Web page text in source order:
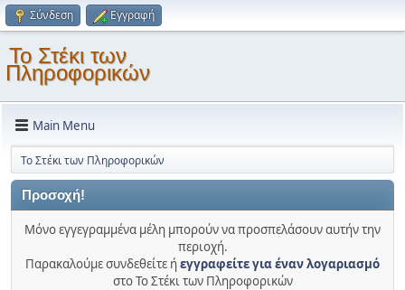
Σύνδεση Εγγραφή
Το Στέκι των
Πληροφορικών
Main Menu
Το Στέκι των Πληροφορικών
Προσοχή!
Μόνο εγγεγραμμένα μέλη μπορούν να προσπελάσουν αυτήν την
περιοχή.
Παρακαλούμε συνδεθείτε ήεγγραφείτε για έναν λογαριασμό
στο Το Στέκι των Πληροφορικών